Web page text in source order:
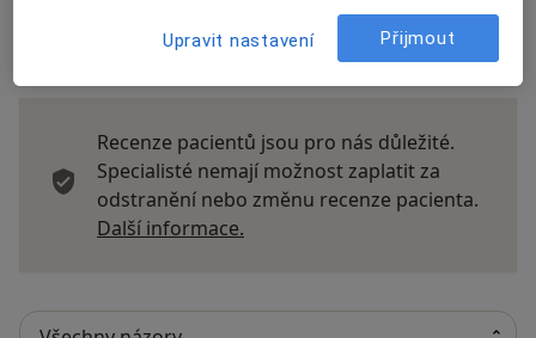
Recenze pacientů jsou pro nás důležité.
Specialisté nemají možnost zaplatit za
odstranění nebo změnu recenze pacienta.
Další informace.
Upravit nastavení Přijmout